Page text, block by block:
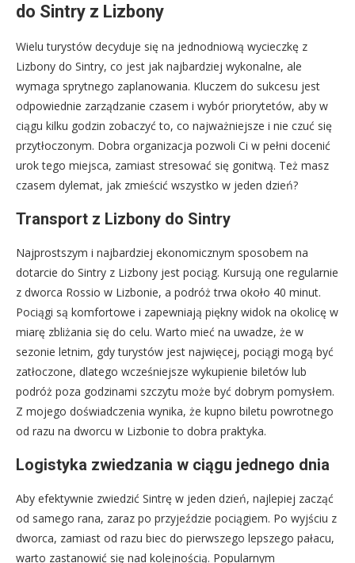
do Sintry z Lizbony
Wielu turystów decyduje się na jednodniową wycieczkę z
Lizbony do Sintry, co jest jak najbardziej wykonalne, ale
wymaga sprytnego zaplanowania. Kluczem do sukcesu jest
odpowiednie zarządzanie czasem i wybór priorytetów, aby w
ciągu kilku godzin zobaczyć to, co najważniejsze i nie czuć się
przytłoczonym. Dobra organizacja pozwoli Ci w pełni docenić
urok tego miejsca, zamiast stresować się gonitwą. Też masz
czasem dylemat, jak zmieścić wszystko w jeden dzień?
Transport z Lizbony do Sintry
Najprostszym i najbardziej ekonomicznym sposobem na
dotarcie do Sintry z Lizbony jest pociąg. Kursują one regularnie
z dworca Rossio w Lizbonie, a podróż trwa około 40 minut.
Pociągi są komfortowe i zapewniają piękny widok na okolicę w
miarę zbliżania się do celu. Warto mieć na uwadze, że w
sezonie letnim, gdy turystów jest najwięcej, pociągi mogą być
zatłoczone, dlatego wcześniejsze wykupienie biletów lub
podróż poza godzinami szczytu może być dobrym pomysłem.
Z mojego doświadczenia wynika, że kupno biletu powrotnego
od razu na dworcu w Lizbonie to dobra praktyka.
Logistyka zwiedzania w ciągu jednego dnia
Aby efektywnie zwiedzić Sintrę w jeden dzień, najlepiej zacząć
od samego rana, zaraz po przyjeździe pociągiem. Po wyjściu z
dworca, zamiast od razu biec do pierwszego lepszego pałacu,
warto zastanowić się nad kolejnością. Popularnym